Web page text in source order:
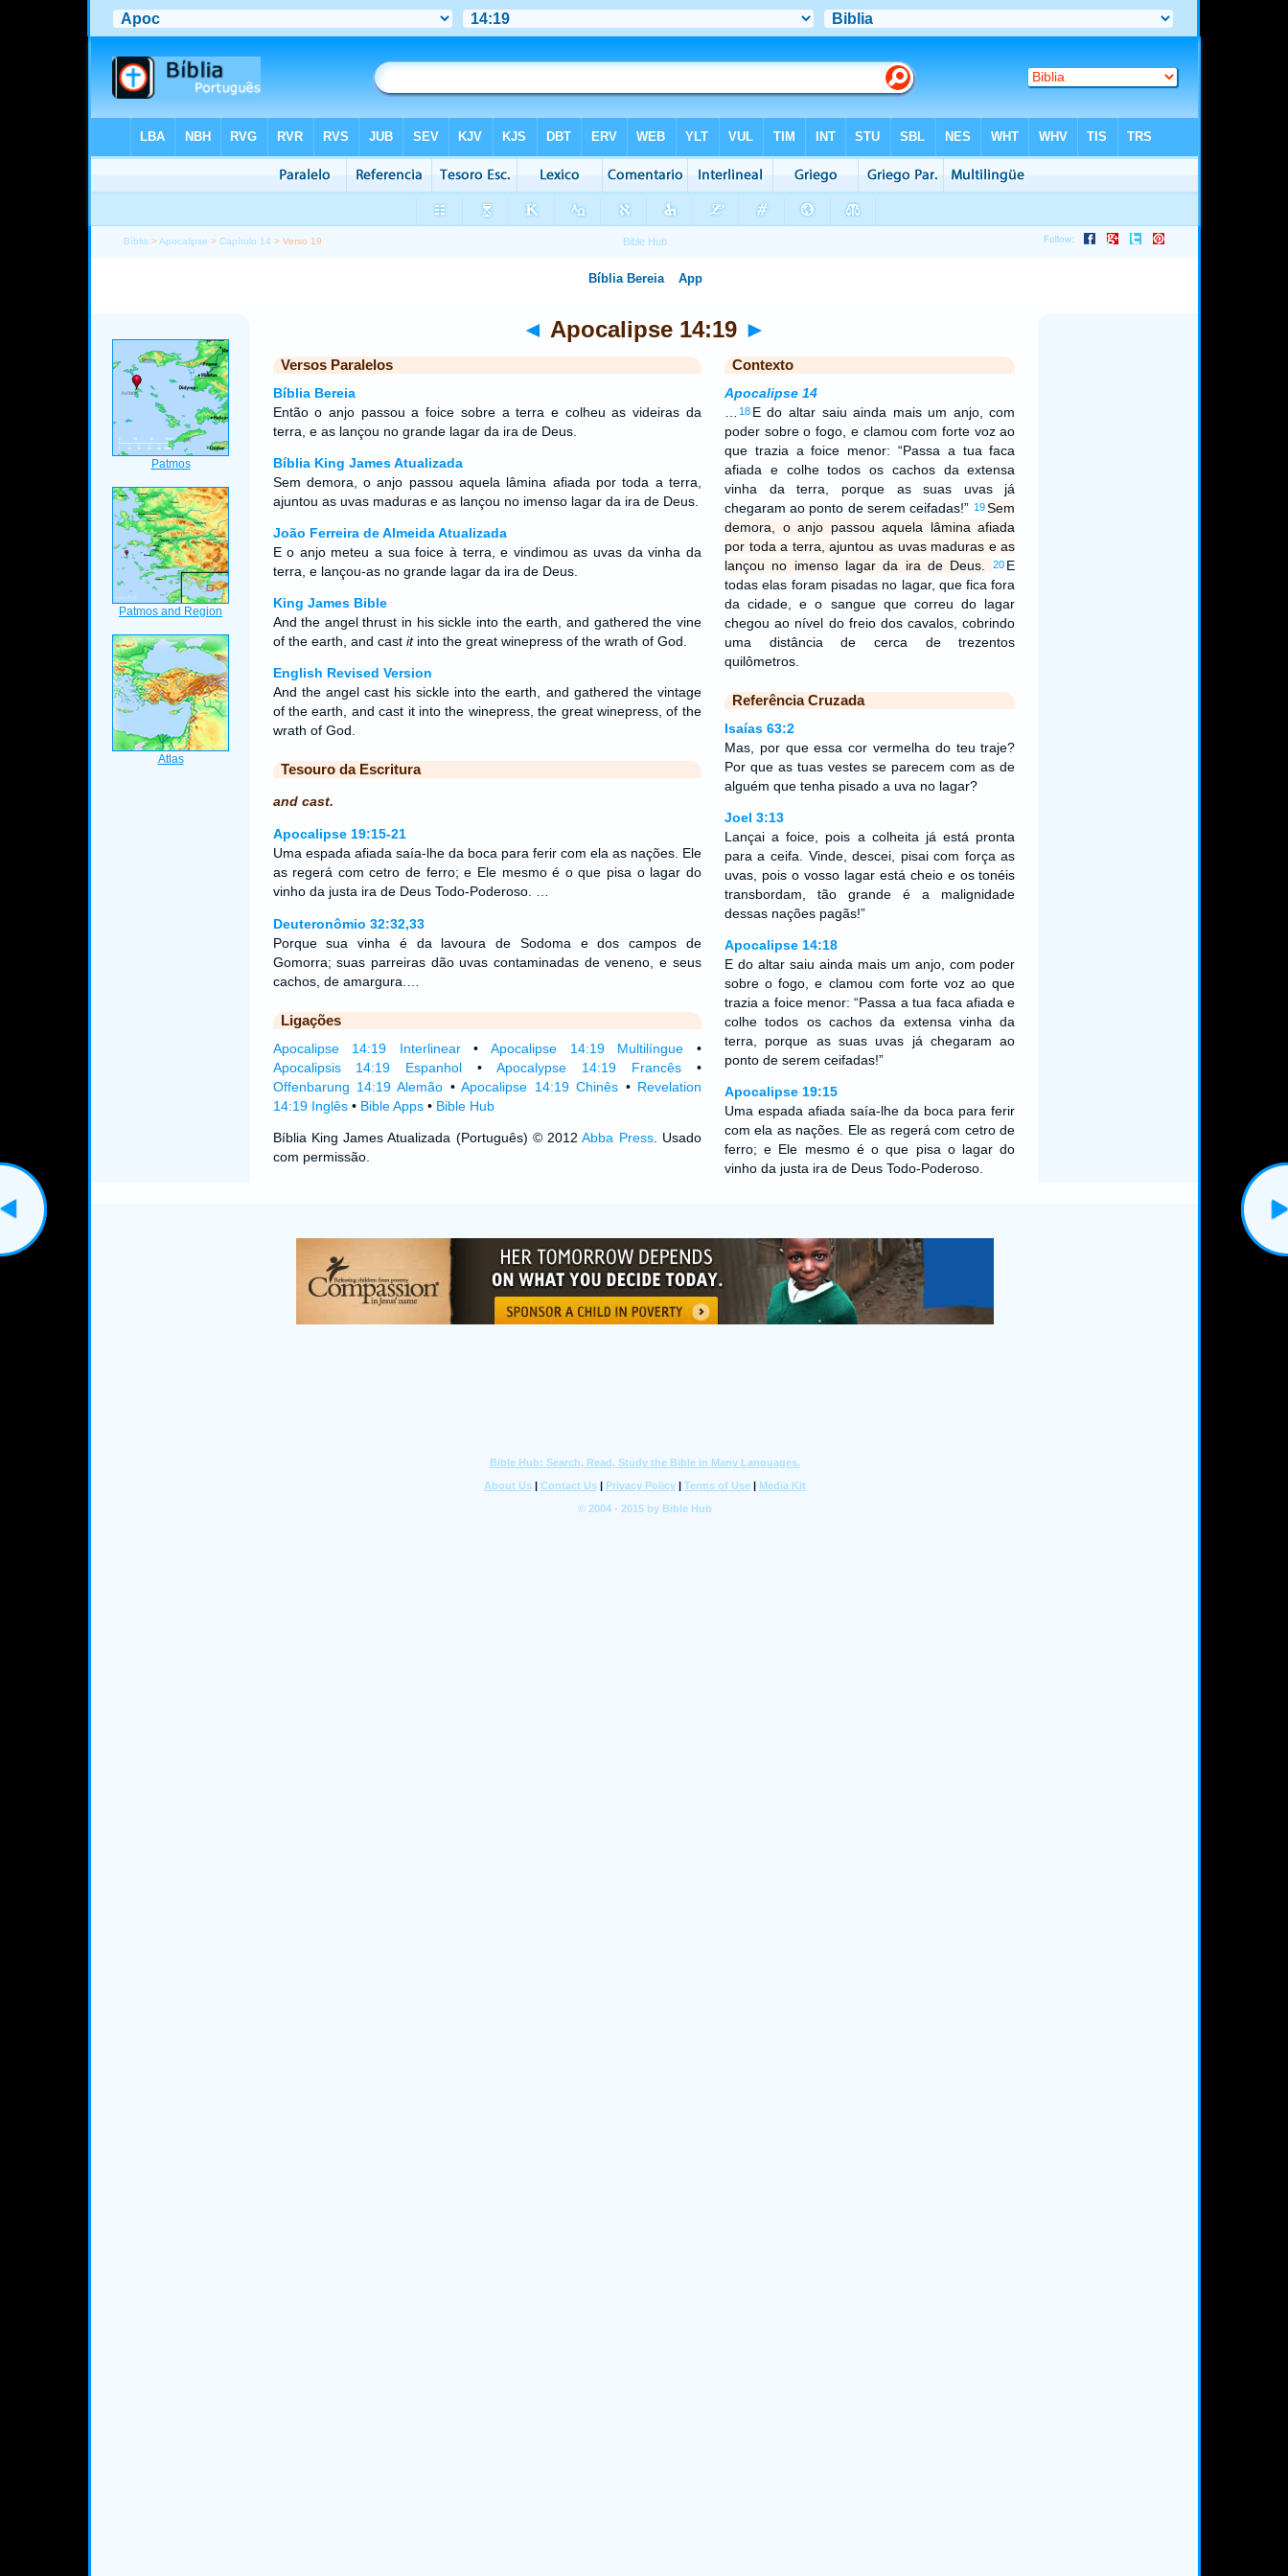
Bíblia >Apocalipse >Capítulo 14 > Verso 19
◄ Apocalipse 14:19 ►
Versos Paralelos
Bíblia Bereia
Então o anjo passou a foice sobre a terra e colheu as videiras da
terra, e as lançou no grande lagar da ira de Deus.
Bíblia King James Atualizada
Sem demora, o anjo passou aquela lâmina afiada por toda a terra,
ajuntou as uvas maduras e as lançou no imenso lagar da ira de Deus.
João Ferreira de Almeida Atualizada
E o anjo meteu a sua foice à terra, e vindimou as uvas da vinha da
terra, e lançou-as no grande lagar da ira de Deus.
King James Bible
And the angel thrust in his sickle into the earth, and gathered the vine
of the earth, and cast itinto the great winepress of the wrath of God.
English Revised Version
And the angel cast his sickle into the earth, and gathered the vintage
of the earth, and cast it into the winepress, the great winepress, of the
wrath of God.
Tesouro da Escritura
and cast.
Apocalipse 19:15-21
Uma espada afiada saía-lhe da boca para ferir com ela as nações. Ele
as regerá com cetro de ferro; e Ele mesmo é o que pisa o lagar do
vinho da justa ira de Deus Todo-Poderoso. …
Deuteronômio 32:32,33
Porque sua vinha é da lavoura de Sodoma e dos campos de
Gomorra; suas parreiras dão uvas contaminadas de veneno, e seus
cachos, de amargura.…
Ligações
Apocalipse 14:19 Interlinear•Apocalipse 14:19 Multilíngue •
Apocalipsis 14:19 Espanhol •Apocalypse 14:19 Francês •
Offenbarung 14:19 Alemão •Apocalipse 14:19 Chinês • Revelation
14:19 Inglês• Bible Apps• Bible Hub
Bíblia King James Atualizada (Português) © 2012Abba Press. Usado
com permissão.
Contexto
Apocalipse 14
18 E do altar saiu ainda mais um anjo, com
poder sobre o fogo, e clamou com forte voz ao
que trazia a foice menor: “Passa a tua faca
afiada e colhe todos os cachos da extensa
vinha da terra, porque as suas uvas já
chegaram ao ponto de serem ceifadas!” 19 Sem
demora, o anjo passou aquela lâmina afiada
por toda a terra, ajuntou as uvas maduras e as
lançou no imenso lagar da ira de Deus.
20 E
todas elas foram pisadas no lagar, que fica fora
da cidade, e o sangue que correu do lagar
chegou ao nível do freio dos cavalos, cobrindo
uma distância de cerca de trezentos
quilômetros.
Referência Cruzada
Isaías 63:2
Mas, por que essa cor vermelha do teu traje?
Por que as tuas vestes se parecem com as de
alguém que tenha pisado a uva no lagar?
Joel 3:13
Lançai a foice, pois a colheita já está pronta
para a ceifa. Vinde, descei, pisai com força as
uvas, pois o vosso lagar está cheio e os tonéis
transbordam, tão grande é a malignidade
dessas nações pagãs!”
Apocalipse 14:18
E do altar saiu ainda mais um anjo, com poder
sobre o fogo, e clamou com forte voz ao que
trazia a foice menor: “Passa a tua faca afiada e
colhe todos os cachos da extensa vinha da
terra, porque as suas uvas já chegaram ao
ponto de serem ceifadas!”
Apocalipse 19:15
Uma espada afiada saía-lhe da boca para ferir
com ela as nações. Ele as regerá com cetro de
ferro; e Ele mesmo é o que pisa o lagar do
vinho da justa ira de Deus Todo-Poderoso.